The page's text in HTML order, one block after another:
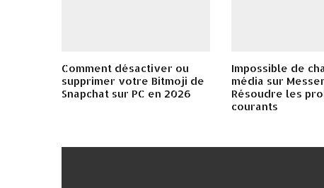
Comment désactiver ou
supprimer votre Bitmoji de
Snapchat sur PC en 2026
Impossible de
média sur
Résoudre les
courants